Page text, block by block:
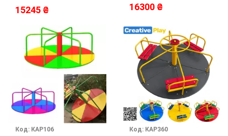
15245 ₴ 16300 ₴
Код: КАР106 Код: КАР360